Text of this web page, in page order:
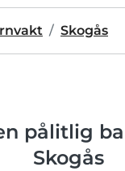
Skogås
pålitlig
Skogås